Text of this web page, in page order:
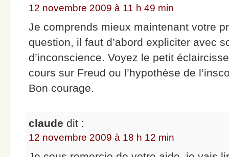
12 novembre 2009 à 11 h 49 min
Je comprends mieux maintenant votre
question, il faut d’abord expliciter avec
d’inconscience. Voyez le petit
cours sur Freud ou l’hypothèse de
Bon courage.
claude dit :
12 novembre 2009 à 18 h 12 min